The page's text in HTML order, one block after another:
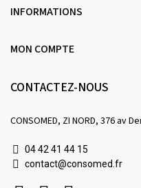
INFORMATIONS
MON COMPTE
CONTACTEZ-NOUS
CONSOMED, ZI NORD, 376 av
04 42 41 44 15
contact@consomed.fr